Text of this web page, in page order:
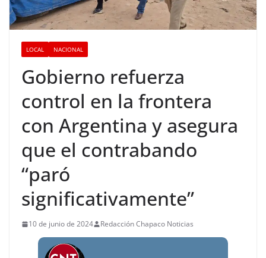
LOCAL NACIONAL
Gobierno refuerza
control en la frontera
con Argentina y asegura
que el contrabando
“paró
significativamente”
10 de junio de 2024 Redacción Chapaco Noticias